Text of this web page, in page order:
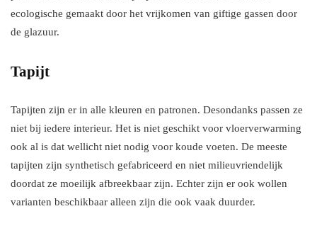
ecologische gemaakt door het vrijkomen van giftige gassen door
de glazuur.
Tapijt
Tapijten zijn er in alle kleuren en patronen. Desondanks passen ze
niet bij iedere interieur. Het is niet geschikt voor vloerverwarming
ook al is dat wellicht niet nodig voor koude voeten. De meeste
tapijten zijn synthetisch gefabriceerd en niet milieuvriendelijk
doordat ze moeilijk afbreekbaar zijn. Echter zijn er ook wollen
varianten beschikbaar alleen zijn die ook vaak duurder.